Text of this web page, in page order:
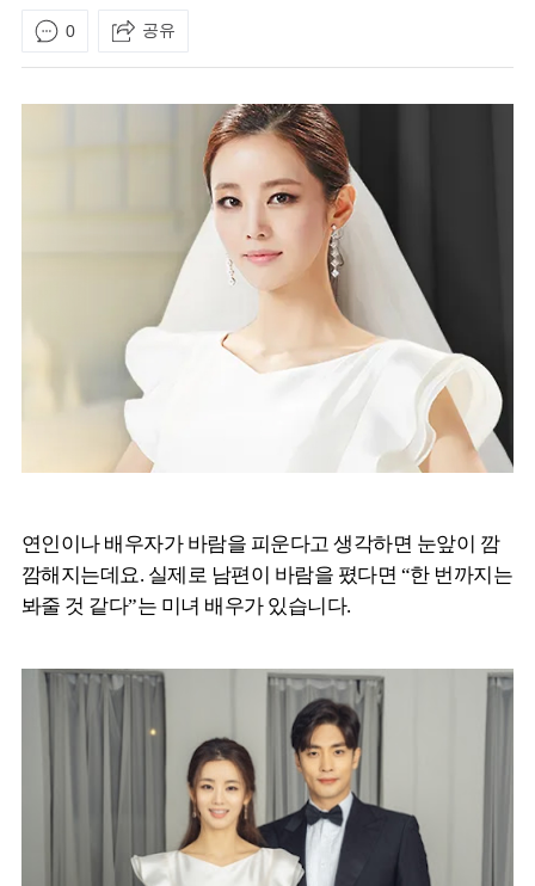
0 공유
연인이나 배우자가 바람을 피운다고 생각하면 눈앞이 깜
깜해지는데요. 실제로 남편이 바람을 폈다면 “한 번까지는
봐줄 것 같다”는 미녀 배우가 있습니다.